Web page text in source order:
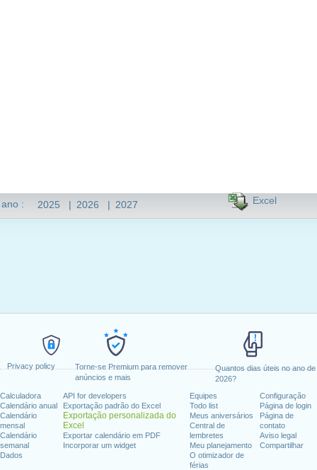
Privacy policy
Torne-se Premium para remover
anúncios e mais
Quantos dias úteis no ano de
2026?
Calculadora
Calendário anual
Calendário
mensal
Calendário
semanal
Dados
API for developers
Exportação padrão do Excel
Exportação personalizada do
Excel
Exportar calendário em PDF
Incorporar um widget
Equipes
Todo list
Meus aniversários
Central de
lembretes
Meu planejamento
O otimizador de
férias
Configuração
Página de login
Página de
contato
Aviso legal
Compartilhar
: 2025 | 2026 | 2027 Excel